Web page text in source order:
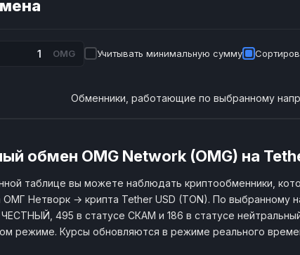
OMG Учитывать минимальную сумму
Обменники, работающие по выбранному
обмен OMG Network (OMG) на
таблице вы можете наблюдать криптообменники,
ОМГ Нетворк → крипта Tether USD (TON). По выбранному
495 в статусе СКАМ и 186 в статусе
режиме. Курсы обновляются в режиме реального